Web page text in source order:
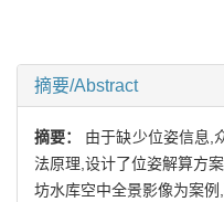
摘要/Abstract
摘要： 由于缺少位姿信息,
法原理,设计了位姿解算方
坊水库空中全景影像为案例